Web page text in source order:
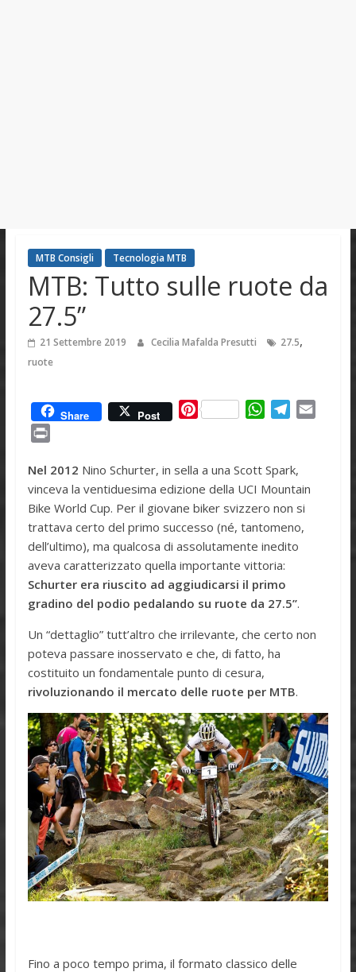
MTB Consigli Tecnologia MTB
MTB: Tutto sulle ruote da
27.5”
21 Settembre 2019 Cecilia Mafalda Presutti 27.5,
ruote
Share Post
P
t
e
r
e
s
t
W
t
s
A
p
p
e
g
r
a
m
i
n
t
Nel 2012 Nino Schurter, in sella a una Scott Spark,
vinceva la ventiduesima edizione della UCI Mountain
Bike World Cup. Per il giovane biker svizzero non si
trattava certo del primo successo (né, tantomeno,
dell’ultimo), ma qualcosa di assolutamente inedito
aveva caratterizzato quella importante vittoria:
Schurter era riuscito ad aggiudicarsi il primo
gradino del podio pedalando su ruote da 27.5’’.
Un “dettaglio” tutt’altro che irrilevante, che certo non
poteva passare inosservato e che, di fatto, ha
costituito un fondamentale punto di cesura,
rivoluzionando il mercato delle ruote per MTB.
Fino a poco tempo prima, il formato classico delle